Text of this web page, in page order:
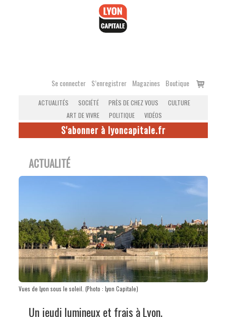
Se connecter S’enregistrer Magazines Boutique
Voir
ACTUALITÉS SOCIÉTÉ PRÈS DE CHEZ VOUS
CULTURE
ART DE VIVRE
POLITIQUE VIDÉOS
S'abonner à lyoncapitale.fr
ACTUALITÉ
Vues de Lyon sous le soleil. (Photo : Lyon Capitale)
Un jeudi lumineux et frais à Lyon,